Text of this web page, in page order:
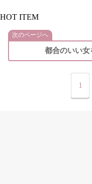
HOT ITEM
次のページへ
都合のいい
1